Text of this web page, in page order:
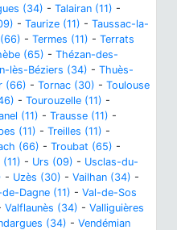
(34) - Talairan (11) -
- Taurize (11) - Taussac-la-
- Termes (11) - Terrats
(65) - Thézan-des-
lès-Béziers (34) - Thuès-
(66) - Tornac (30) - Toulouse
- Tourouzelle (11) -
(11) - Trausse (11) -
(11) - Treilles (11) -
(66) - Troubat (65) -
(11) - Urs (09) - Usclas-du-
- Uzès (30) - Vailhan (34) -
Dagne (11) - Val-de-Sos
Valflaunès (34) - Valliguières
(34) - Vendémian